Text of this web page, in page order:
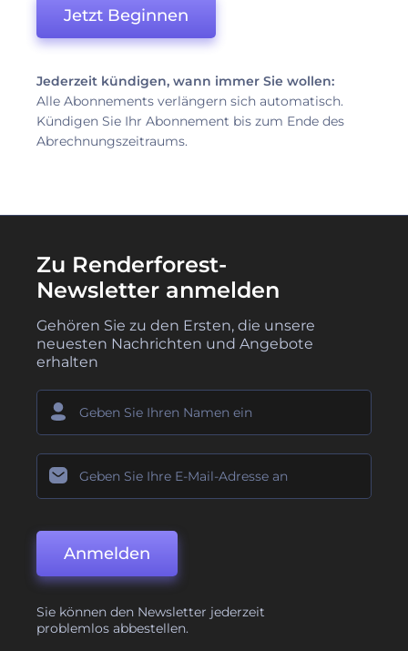
Jetzt Beginnen
Jederzeit kündigen, wann immer Sie wollen:
Alle Abonnements verlängern sich automatisch.
Kündigen Sie Ihr Abonnement bis zum Ende des
Abrechnungszeitraums.
Zu Renderforest-
Newsletter anmelden
Gehören Sie zu den Ersten, die unsere
neuesten Nachrichten und Angebote
erhalten
Anmelden
Sie können den Newsletter jederzeit
problemlos abbestellen.